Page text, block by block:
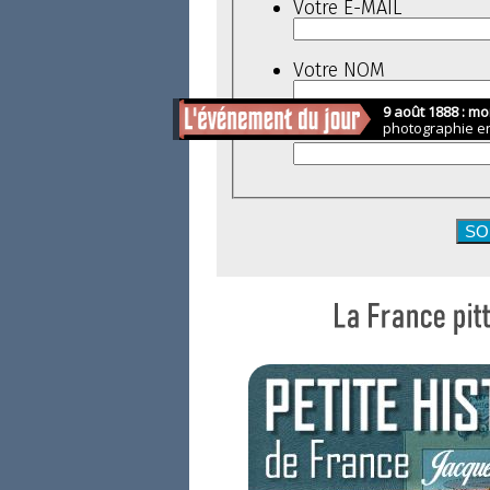
Votre E-MAIL
Votre NOM
Votre PRÉNOM